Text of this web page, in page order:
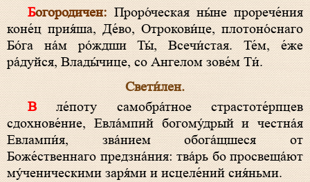
Богородичен: Проро́ческая ны́не прорече́ния
коне́ц прия́ша, Де́во, Отрокови́це, плотоно́снаго
Бо́га на́м ро́ждши Ты́, Всечи́стая. Те́м, е́же
ра́дуйся, Влады́чице, со Ангелом зове́м Ти́.
Свети́лен.
В ле́поту самобра́тное страстоте́рпцев
сдохнове́ние, Евла́мпий богому́дрый и честна́я
Евлампи́я, зва́нием обога́щшеся от
Боже́ственнаго предзна́ния: тва́рь бо просвеща́ют
му́ченическими заря́ми и исцеле́ний сия́ньми.